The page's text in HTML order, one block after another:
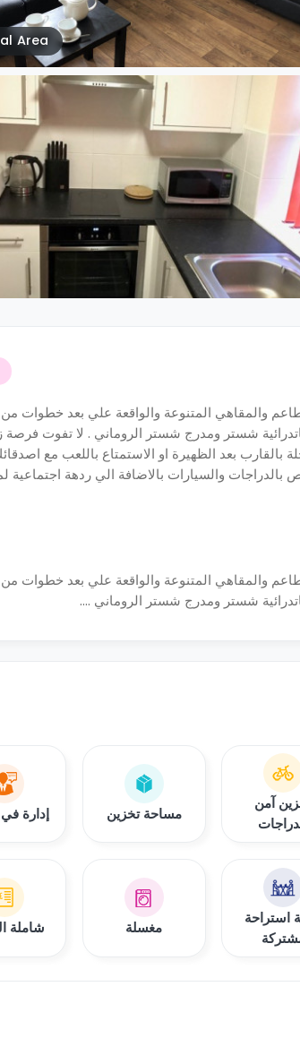
Area
والمقاهي المتنوعة والواقعة علي بعد خطوات
شستر ومدرج شستر الروماني . لا تفوت فرصة
بعد الظهيرة او الاستمتاع باللعب مع
والسيارات بالاضافة الي ردهة اجتماعية
والمقاهي المتنوعة والواقعة علي بعد خطوات
شستر ومدرج شستر الروماني ....
آمن
مساحة تخزين إدارة
استراحة
مغسلة شاملة